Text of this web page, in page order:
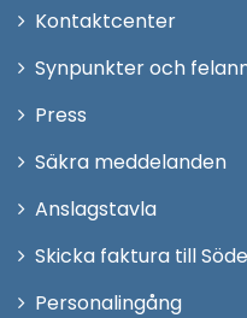
KontaktcenterÖppna
Synpunkter och
Press
fönster
Säkra meddelanden
Anslagstavla
Skicka faktura till
PersonalingångÖppna